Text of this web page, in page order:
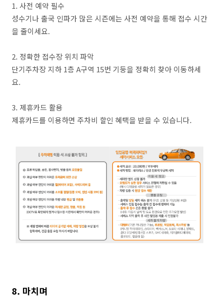
1. 사전 예약 필수
성수기나 출국 인파가 많은 시즌에는 사전 예약을 통해 접수 시간
을 줄이세요.
2. 정확한 접수장 위치 파악
단기주차장 지하 1층 A구역 15번 기둥을 정확히 찾아 이동하세
요.
3. 제휴카드 활용
제휴카드를 이용하면 주차비 할인 혜택을 받을 수 있습니다.
8. 마치며